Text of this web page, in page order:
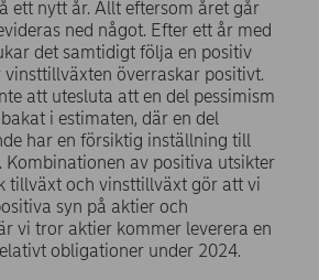
ett nytt år. Allt eftersom året går
ned något. Efter ett år med
det samtidigt följa en positiv
överraskar positivt.
att utesluta att en del pessimism
i estimaten, där en del
har en försiktig inställning till
Kombinationen av positiva utsikter
tillväxt och vinsttillväxt gör att vi
syn på aktier och
vi tror aktier kommer leverera en
obligationer under 2024.